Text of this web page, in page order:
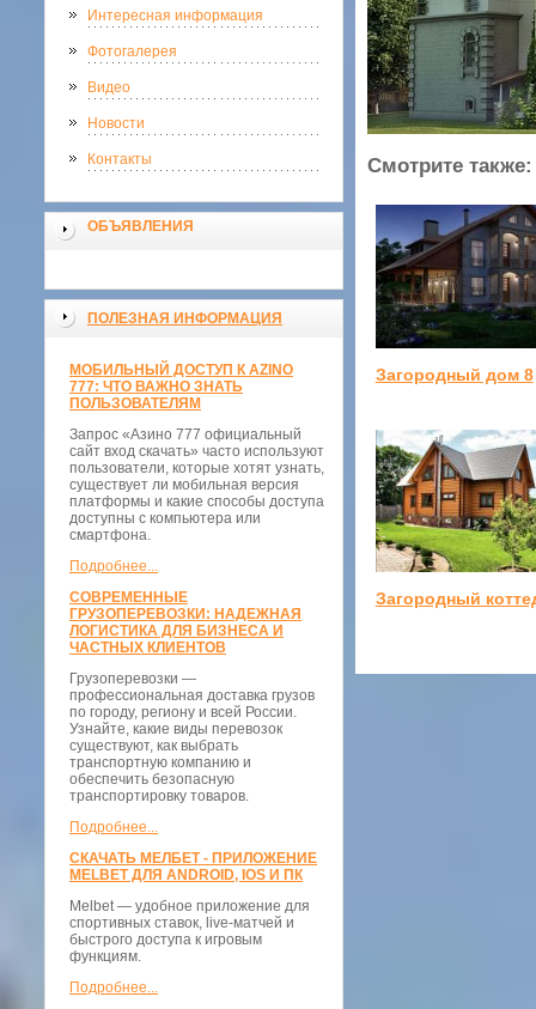
Интересная информация
Фотогалерея
Видео
Новости
Контакты
ОБЪЯВЛЕНИЯ
ПОЛЕЗНАЯ ИНФОРМАЦИЯ
МОБИЛЬНЫЙ ДОСТУП К AZINO
777: ЧТО ВАЖНО ЗНАТЬ
ПОЛЬЗОВАТЕЛЯМ
Запрос «Азино 777 официальный
сайт вход скачать» часто используют
пользователи, которые хотят узнать,
существует ли мобильная версия
платформы и какие способы доступа
доступны с компьютера или
смартфона.
Подробнее...
СОВРЕМЕННЫЕ
ГРУЗОПЕРЕВОЗКИ: НАДЕЖНАЯ
ЛОГИСТИКА ДЛЯ БИЗНЕСА И
ЧАСТНЫХ КЛИЕНТОВ
Грузоперевозки —
профессиональная доставка грузов
по городу, региону и всей России.
Узнайте, какие виды перевозок
существуют, как выбрать
транспортную компанию и
обеспечить безопасную
транспортировку товаров.
Подробнее...
СКАЧАТЬ МЕЛБЕТ - ПРИЛОЖЕНИЕ
MELBET ДЛЯ ANDROID, IOS И ПК
Melbet — удобное приложение для
спортивных ставок, live-матчей и
быстрого доступа к игровым
функциям.
Подробнее...
Смотрите также:
Загородный дом 8
Загородный